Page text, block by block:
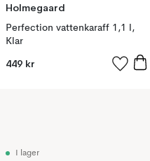
Holmegaard
Perfection vattenkaraff 1,1 l,
Klar
449 kr
I lager